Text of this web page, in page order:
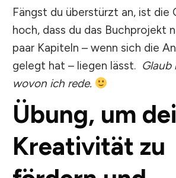
Fängst du überstürzt an, ist die
hoch, dass du das Buchprojekt
paar Kapiteln – wenn sich die
gelegt hat – liegen lässt. Glaub
wovon ich rede.
Übung, um
Kreativität zu